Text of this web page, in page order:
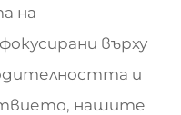
на
върху
и
нашите